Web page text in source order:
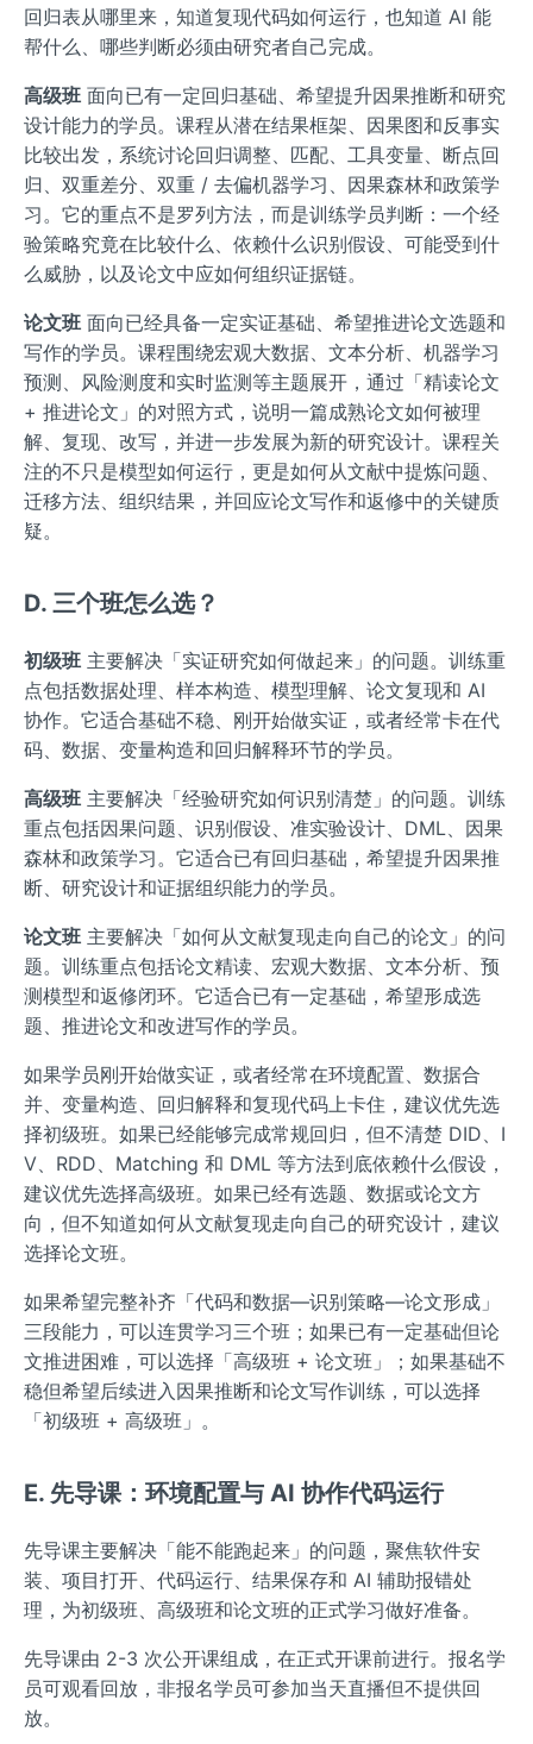
回归表从哪里来，知道复现代码如何运行，也知道 AI 能
帮什么、哪些判断必须由研究者自己完成。
高级班 面向已有一定回归基础、希望提升因果推断和研究
设计能力的学员。课程从潜在结果框架、因果图和反事实
比较出发，系统讨论回归调整、匹配、工具变量、断点回
归、双重差分、双重 / 去偏机器学习、因果森林和政策学
习。它的重点不是罗列方法，而是训练学员判断：一个经
验策略究竟在比较什么、依赖什么识别假设、可能受到什
么威胁，以及论文中应如何组织证据链。
论文班 面向已经具备一定实证基础、希望推进论文选题和
写作的学员。课程围绕宏观大数据、文本分析、机器学习
预测、风险测度和实时监测等主题展开，通过「精读论文
+ 推进论文」的对照方式，说明一篇成熟论文如何被理
解、复现、改写，并进一步发展为新的研究设计。课程关
注的不只是模型如何运行，更是如何从文献中提炼问题、
迁移方法、组织结果，并回应论文写作和返修中的关键质
疑。
D. 三个班怎么选？
初级班 主要解决「实证研究如何做起来」的问题。训练重
点包括数据处理、样本构造、模型理解、论文复现和 AI
协作。它适合基础不稳、刚开始做实证，或者经常卡在代
码、数据、变量构造和回归解释环节的学员。
高级班 主要解决「经验研究如何识别清楚」的问题。训练
重点包括因果问题、识别假设、准实验设计、DML、因果
森林和政策学习。它适合已有回归基础，希望提升因果推
断、研究设计和证据组织能力的学员。
论文班 主要解决「如何从文献复现走向自己的论文」的问
题。训练重点包括论文精读、宏观大数据、文本分析、预
测模型和返修闭环。它适合已有一定基础，希望形成选
题、推进论文和改进写作的学员。
如果学员刚开始做实证，或者经常在环境配置、数据合
并、变量构造、回归解释和复现代码上卡住，建议优先选
择初级班。如果已经能够完成常规回归，但不清楚 DID、I
V、RDD、Matching 和 DML 等方法到底依赖什么假设，
建议优先选择高级班。如果已经有选题、数据或论文方
向，但不知道如何从文献复现走向自己的研究设计，建议
选择论文班。
如果希望完整补齐「代码和数据—识别策略—论文形成」
三段能力，可以连贯学习三个班；如果已有一定基础但论
文推进困难，可以选择「高级班 + 论文班」；如果基础不
稳但希望后续进入因果推断和论文写作训练，可以选择
「初级班 + 高级班」。
E. 先导课：环境配置与 AI 协作代码运行
先导课主要解决「能不能跑起来」的问题，聚焦软件安
装、项目打开、代码运行、结果保存和 AI 辅助报错处
理，为初级班、高级班和论文班的正式学习做好准备。
先导课由 2-3 次公开课组成，在正式开课前进行。报名学
员可观看回放，非报名学员可参加当天直播但不提供回
放。